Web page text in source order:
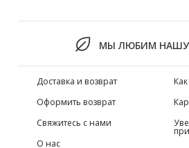
МЫ ЛЮБИМ НАШУ
Доставка и возврат
Оформить возврат
Свяжитесь с нами
О нас